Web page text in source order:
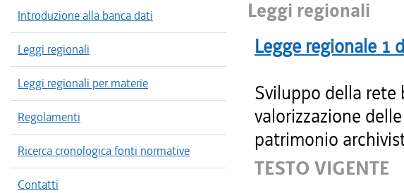
Introduzione alla banca dati
Leggi regionali
Leggi regionali per materie
Regolamenti
Ricerca cronologica fonti normative
Contatti
Leggi regionali
Legge regionale 1
Sviluppo della
valorizzazione
patrimonio
TESTO VIGENTE